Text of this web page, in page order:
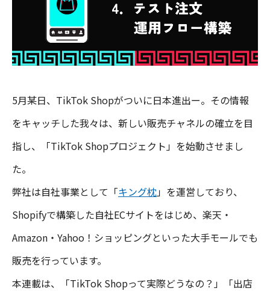
5月某日、TikTok Shopがついに日本進出ー。その情報
をキャッチした我々は、新しい販売チャネルの確立を目
指し、「TikTok Shopプロジェクト」を始動させまし
た。
弊社は自社事業として「キング枕」を運営しており、
Shopifyで構築した自社ECサイトをはじめ、楽天・
Amazon・Yahoo！ショッピングといった大手モールでも
販売を行っています。
本連載は、「TikTok Shopって実際どうなの？」「出店